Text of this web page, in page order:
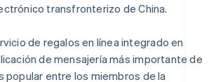
transfronterizo de China.
de regalos en línea integrado en
de mensajería más importante de
popular entre los miembros de la